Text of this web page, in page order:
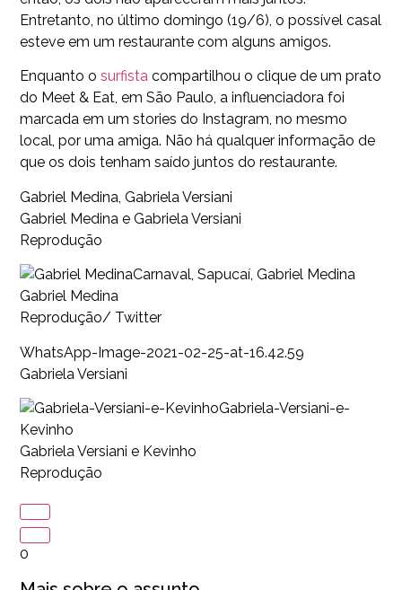
Entretanto, no último domingo (19/6), o possível casal
esteve em um restaurante com alguns amigos.
Enquanto o surfista compartilhou o clique de um prato
do Meet & Eat, em São Paulo, a influenciadora foi
marcada em um stories do Instagram, no mesmo
local, por uma amiga. Não há qualquer informação de
que os dois tenham saído juntos do restaurante.
Gabriel Medina, Gabriela Versiani
Gabriel Medina e Gabriela Versiani
Reprodução
Carnaval, Sapucaí, Gabriel Medina
Gabriel Medina
Reprodução/ Twitter
WhatsApp-Image-2021-02-25-at-16.42.59
Gabriela Versiani
Gabriela-Versiani-e-
Kevinho
Gabriela Versiani e Kevinho
Reprodução
0